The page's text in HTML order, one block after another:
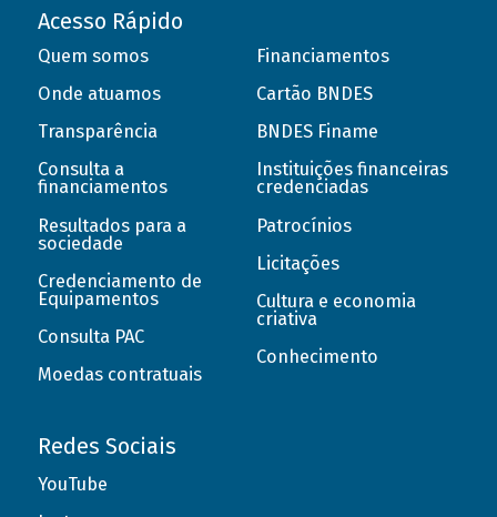
Acesso Rápido
Quem somos
Onde atuamos
Transparência
Consulta a
financiamentos
Resultados para a
sociedade
Credenciamento de
Equipamentos
Consulta PAC
Moedas contratuais
Financiamentos
Cartão BNDES
BNDES Finame
Instituições financeiras
credenciadas
Patrocínios
Licitações
Cultura e economia
criativa
Conhecimento
Redes Sociais
YouTube